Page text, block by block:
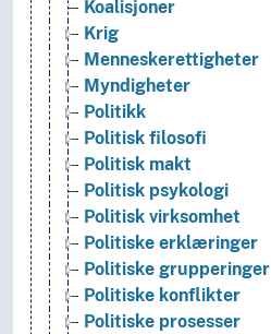
Koalisjoner
Krig
Menneskerettigheter
Myndigheter
Politikk
Politisk filosofi
Politisk makt
Politisk psykologi
Politisk virksomhet
Politiske erklæringer
Politiske grupperinger
Politiske konflikter
Politiske prosesser